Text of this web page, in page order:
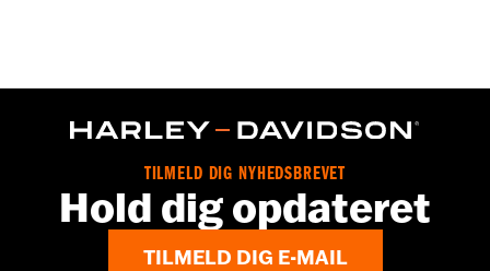
TILMELD DIG NYHEDSBREVET
Hold dig opdateret
TILMELD DIG E-MAIL